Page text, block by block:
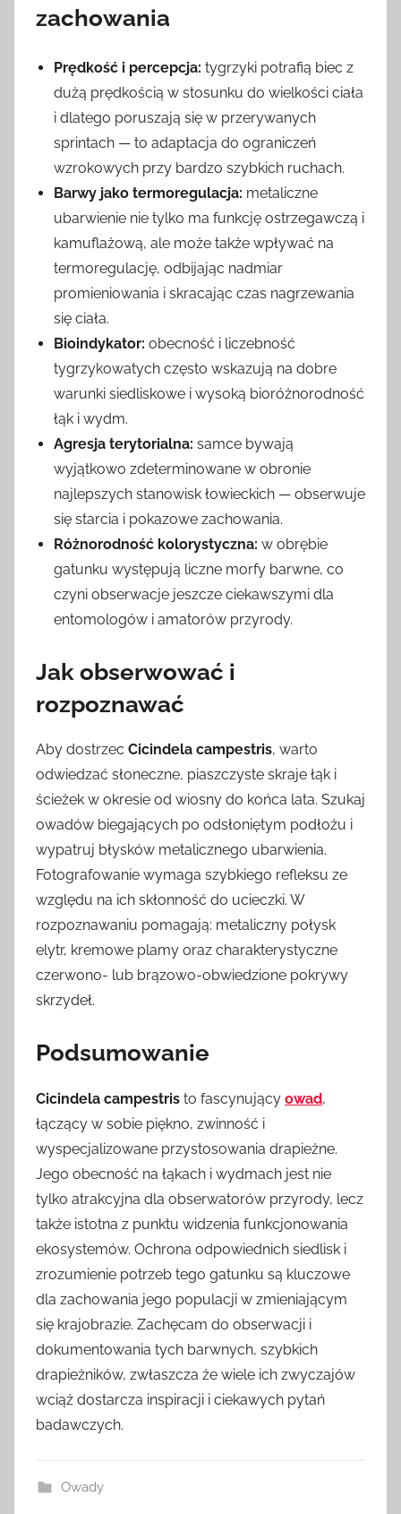
zachowania
Prędkość i percepcja: tygrzyki potrafią biec z
dużą prędkością w stosunku do wielkości ciała
i dlatego poruszają się w przerywanych
sprintach — to adaptacja do ograniczeń
wzrokowych przy bardzo szybkich ruchach.
Barwy jako termoregulacja: metaliczne
ubarwienie nie tylko ma funkcję ostrzegawczą i
kamuflażową, ale może także wpływać na
termoregulację, odbijając nadmiar
promieniowania i skracając czas nagrzewania
się ciała.
Bioindykator: obecność i liczebność
tygrzykowatych często wskazują na dobre
warunki siedliskowe i wysoką bioróżnorodność
łąk i wydm.
Agresja terytorialna: samce bywają
wyjątkowo zdeterminowane w obronie
najlepszych stanowisk łowieckich — obserwuje
się starcia i pokazowe zachowania.
Różnorodność kolorystyczna: w obrębie
gatunku występują liczne morfy barwne, co
czyni obserwacje jeszcze ciekawszymi dla
entomologów i amatorów przyrody.
Jak obserwować i
rozpoznawać
Aby dostrzec Cicindela campestris, warto
odwiedzać słoneczne, piaszczyste skraje łąk i
ścieżek w okresie od wiosny do końca lata. Szukaj
owadów biegających po odsłoniętym podłożu i
wypatruj błysków metalicznego ubarwienia.
Fotografowanie wymaga szybkiego refleksu ze
względu na ich skłonność do ucieczki. W
rozpoznawaniu pomagają: metaliczny połysk
elytr, kremowe plamy oraz charakterystyczne
czerwono- lub brązowo-obwiedzione pokrywy
skrzydeł.
Podsumowanie
Cicindela campestris to fascynujący owad,
łączący w sobie piękno, zwinność i
wyspecjalizowane przystosowania drapieżne.
Jego obecność na łąkach i wydmach jest nie
tylko atrakcyjna dla obserwatorów przyrody, lecz
także istotna z punktu widzenia funkcjonowania
ekosystemów. Ochrona odpowiednich siedlisk i
zrozumienie potrzeb tego gatunku są kluczowe
dla zachowania jego populacji w zmieniającym
się krajobrazie. Zachęcam do obserwacji i
dokumentowania tych barwnych, szybkich
drapieżników, zwłaszcza że wiele ich zwyczajów
wciąż dostarcza inspiracji i ciekawych pytań
badawczych.
Owady